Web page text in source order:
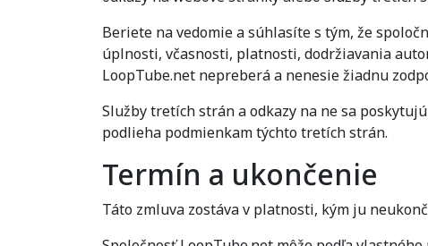
Beriete na vedomie a súhlasíte s tým, že
úplnosti, včasnosti, platnosti, dodržiavania
LoopTube.net nepreberá a nenesie žiadnu
Služby tretích strán a odkazy na ne sa
podlieha podmienkam týchto tretích strán.
Termín a ukončenie
Táto zmluva zostáva v platnosti, kým ju